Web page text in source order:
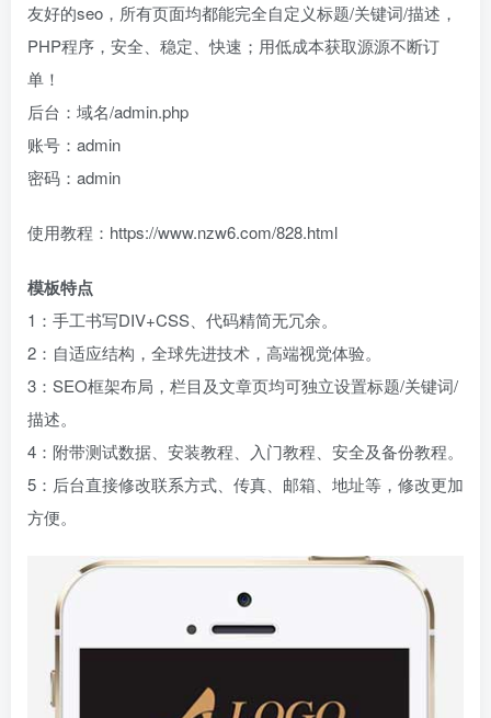
友好的seo，所有页面均都能完全自定义标题/关键词/描述，
PHP程序，安全、稳定、快速；用低成本获取源源不断订
单！
后台：域名/admin.php
账号：admin
密码：admin
使用教程：https://www.nzw6.com/828.html
模板特点
1：手工书写DIV+CSS、代码精简无冗余。
2：自适应结构，全球先进技术，高端视觉体验。
3：SEO框架布局，栏目及文章页均可独立设置标题/关键词/
描述。
4：附带测试数据、安装教程、入门教程、安全及备份教程。
5：后台直接修改联系方式、传真、邮箱、地址等，修改更加
方便。